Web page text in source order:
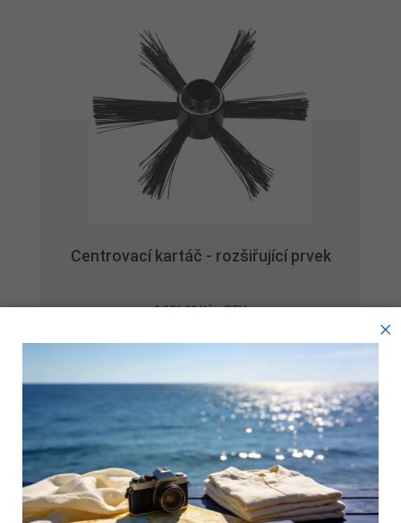
Centrovací kartáč - rozšiřující prvek
2 106,61 Kč s DPH
skladem
Přidat k porovnání
Tyto webové stránky ukládají v souladu se zákony na vaše
zařízení soubory, obecně nazývané cookies. Používáním
těchto stránek s tím vyjadřujete souhlas.
×